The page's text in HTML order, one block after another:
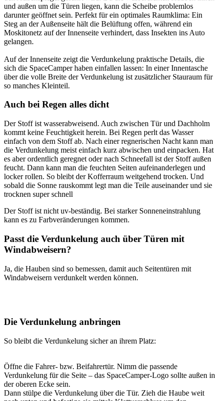
und außen um die Türen liegen, kann die Scheibe problemlos
darunter geöffnet sein. Perfekt für ein optimales Raumklima: Ein
Steg an der Außenseite hält die Belüftung offen, während ein
Moskitonetz auf der Innenseite verhindert, dass Insekten ins Auto
gelangen.
Auf der Innenseite zeigt die Verdunkelung praktische Details, die
sich die SpaceCamper haben einfallen lassen: In einer Innentasche
über die volle Breite der Verdunkelung ist zusätzlicher Stauraum für
so manches Kleinteil.
Auch bei Regen alles dicht
Der Stoff ist wasserabweisend. Auch zwischen Tür und Dachholm
kommt keine Feuchtigkeit herein. Bei Regen perlt das Wasser
einfach von dem Stoff ab. Nach einer regnerischen Nacht kann man
die Verdunkelung meist einfach kurz abwischen und einpacken. Hat
es aber ordentlich geregnet oder nach Schneefall ist der Stoff außen
feucht. Dann kann man die feuchten Seiten aufeinanderlegen und
locker rollen. So bleibt der Kofferraum weitgehend trocken. Und
sobald die Sonne rauskommt legt man die Teile auseinander und sie
trocknen super schnell
Der Stoff ist nicht uv-beständig. Bei starker Sonneneinstrahlung
kann es zu Farbveränderungen kommen.
Passt die Verdunkelung auch über Türen mit
Windabweisern?
Ja, die Hauben sind so bemessen, damit auch Seitentüren mit
Windabweisern verdunkelt werden können.
Die Verdunkelung anbringen
So bleibt die Verdunkelung sicher an ihrem Platz:
Öffne die Fahrer- bzw. Beifahrertür. Nimm die passende
Verdunkelung für die Seite – das SpaceCamper-Logo sollte außen in
der oberen Ecke sein.
Dann stülpe die Verdunkelung über die Tür. Zieh die Haube weit